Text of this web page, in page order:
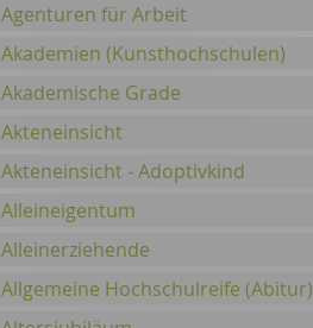
Agenturen für Arbeit
Akademien (Kunsthochschulen)
Akademische Grade
Akteneinsicht
Akteneinsicht - Adoptivkind
Alleineigentum
Alleinerziehende
Allgemeine Hochschulreife (Abitur)